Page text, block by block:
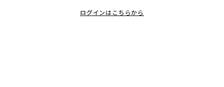
ログインはこちらから